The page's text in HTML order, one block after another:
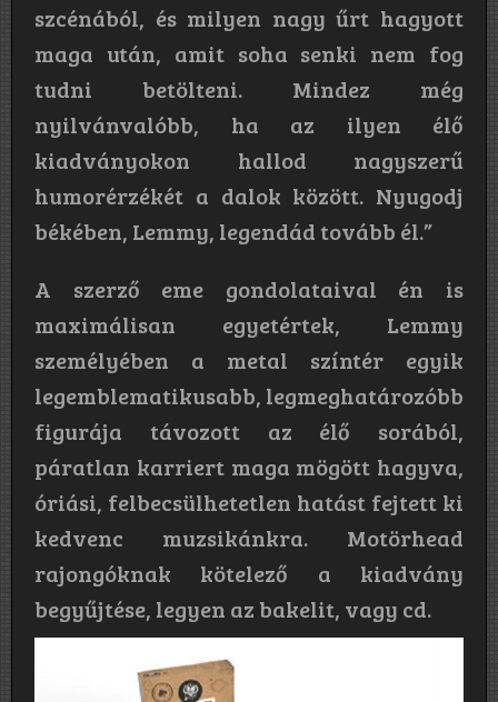
szcénából, és milyen nagy űrt hagyott
maga után, amit soha senki nem fog
tudni betölteni. Mindez még
nyilvánvalóbb, ha az ilyen élő
kiadványokon hallod nagyszerű
humorérzékét a dalok között. Nyugodj
békében, Lemmy, legendád tovább él.”
A szerző eme gondolataival én is
maximálisan egyetértek, Lemmy
személyében a metal színtér egyik
legemblematikusabb, legmeghatározóbb
figurája távozott az élő sorából,
páratlan karriert maga mögött hagyva,
óriási, felbecsülhetetlen hatást fejtett ki
kedvenc muzsikánkra. Motörhead
rajongóknak kötelező a kiadvány
begyűjtése, legyen az bakelit, vagy cd.